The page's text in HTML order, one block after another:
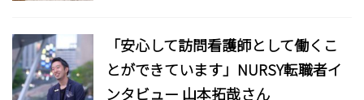
「安心して訪問看護師として働くこ
とができています」NURSY転職者イ
ンタビュー 山本拓哉さん